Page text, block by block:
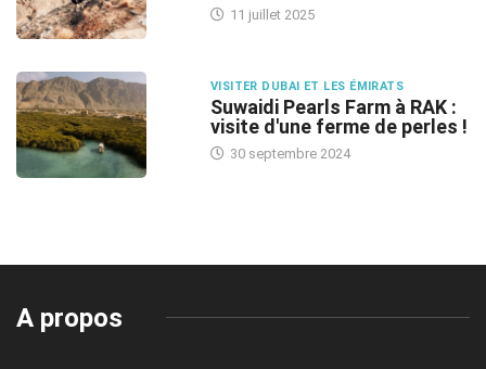
11 juillet 2025
VISITER DUBAI ET LES ÉMIRATS
Suwaidi Pearls Farm à RAK :
visite d'une ferme de perles !
30 septembre 2024
A propos